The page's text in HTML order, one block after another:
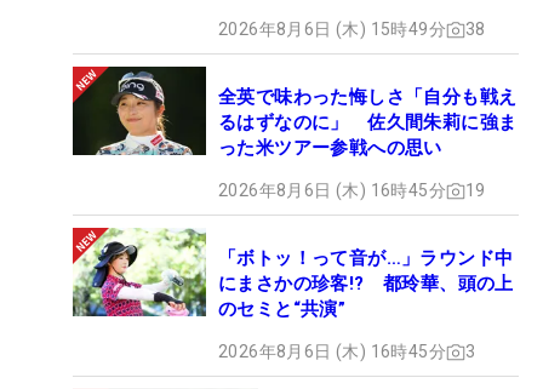
2026年8月6日 (木) 15時49分 38
全英で味わった悔しさ「自分も戦え
るはずなのに」 佐久間朱莉に強ま
った米ツアー参戦への思い
2026年8月6日 (木) 16時45分 19
「ボトッ！って音が…」ラウンド中
にまさかの珍客!? 都玲華、頭の上
のセミと“共演”
2026年8月6日 (木) 16時45分 3